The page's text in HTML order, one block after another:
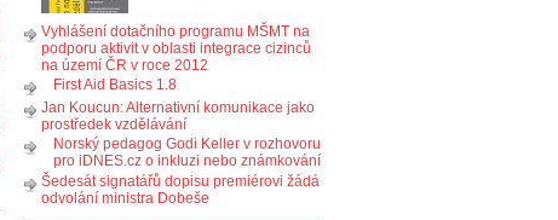
Vyhlášení dotačního programu MŠMT na
podporu aktivit v oblasti integrace cizinců
na území ČR v roce 2012
First Aid Basics 1.8
Jan Koucun: Alternativní komunikace jako
prostředek vzdělávání
Norský pedagog Godi Keller v rozhovoru
pro iDNES.cz o inkluzi nebo známkování
Šedesát signatářů dopisu premiérovi žádá
odvolání ministra Dobeše